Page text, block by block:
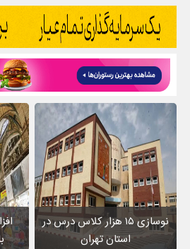
نوسازی ۱۵ هزار کلاس درس در
استان تهران